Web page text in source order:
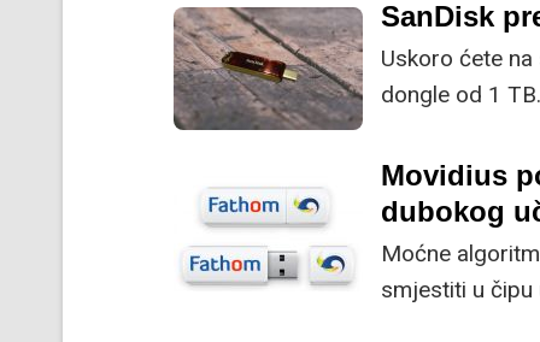
koji se odlikuje
vremenu što
izgubljen ili
SanDisk
Uskoro ćete
dongle od 1 TB.
Movidius
dubokog
Moćne
smjestiti u čipu